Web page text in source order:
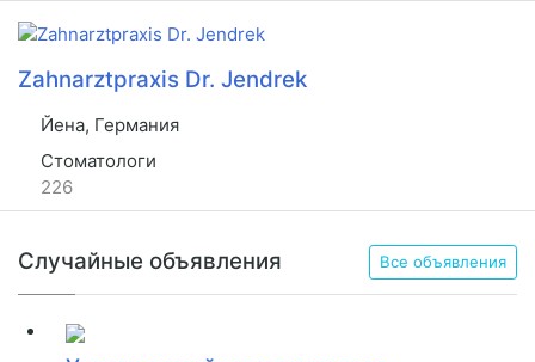
Zahnarztpraxis Dr. Jendrek
Йена, Германия
Стоматологи
226
Случайные объявления Все объявления